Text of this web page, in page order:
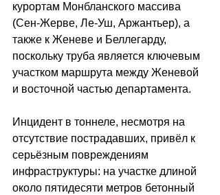
курортам Монбланского массива
(Сен-Жерве, Ле-Уш, Аржантьер), а
также к Женеве и Беллегарду,
поскольку трубa является ключевым
участком маршрута между Женевой
и восточной частью департамента.
Инцидент в тоннеле, несмотря на
отсутствие пострадавших, привёл к
серьёзным повреждениям
инфраструктуры: на участке длиной
около пятидесяти метров бетонный